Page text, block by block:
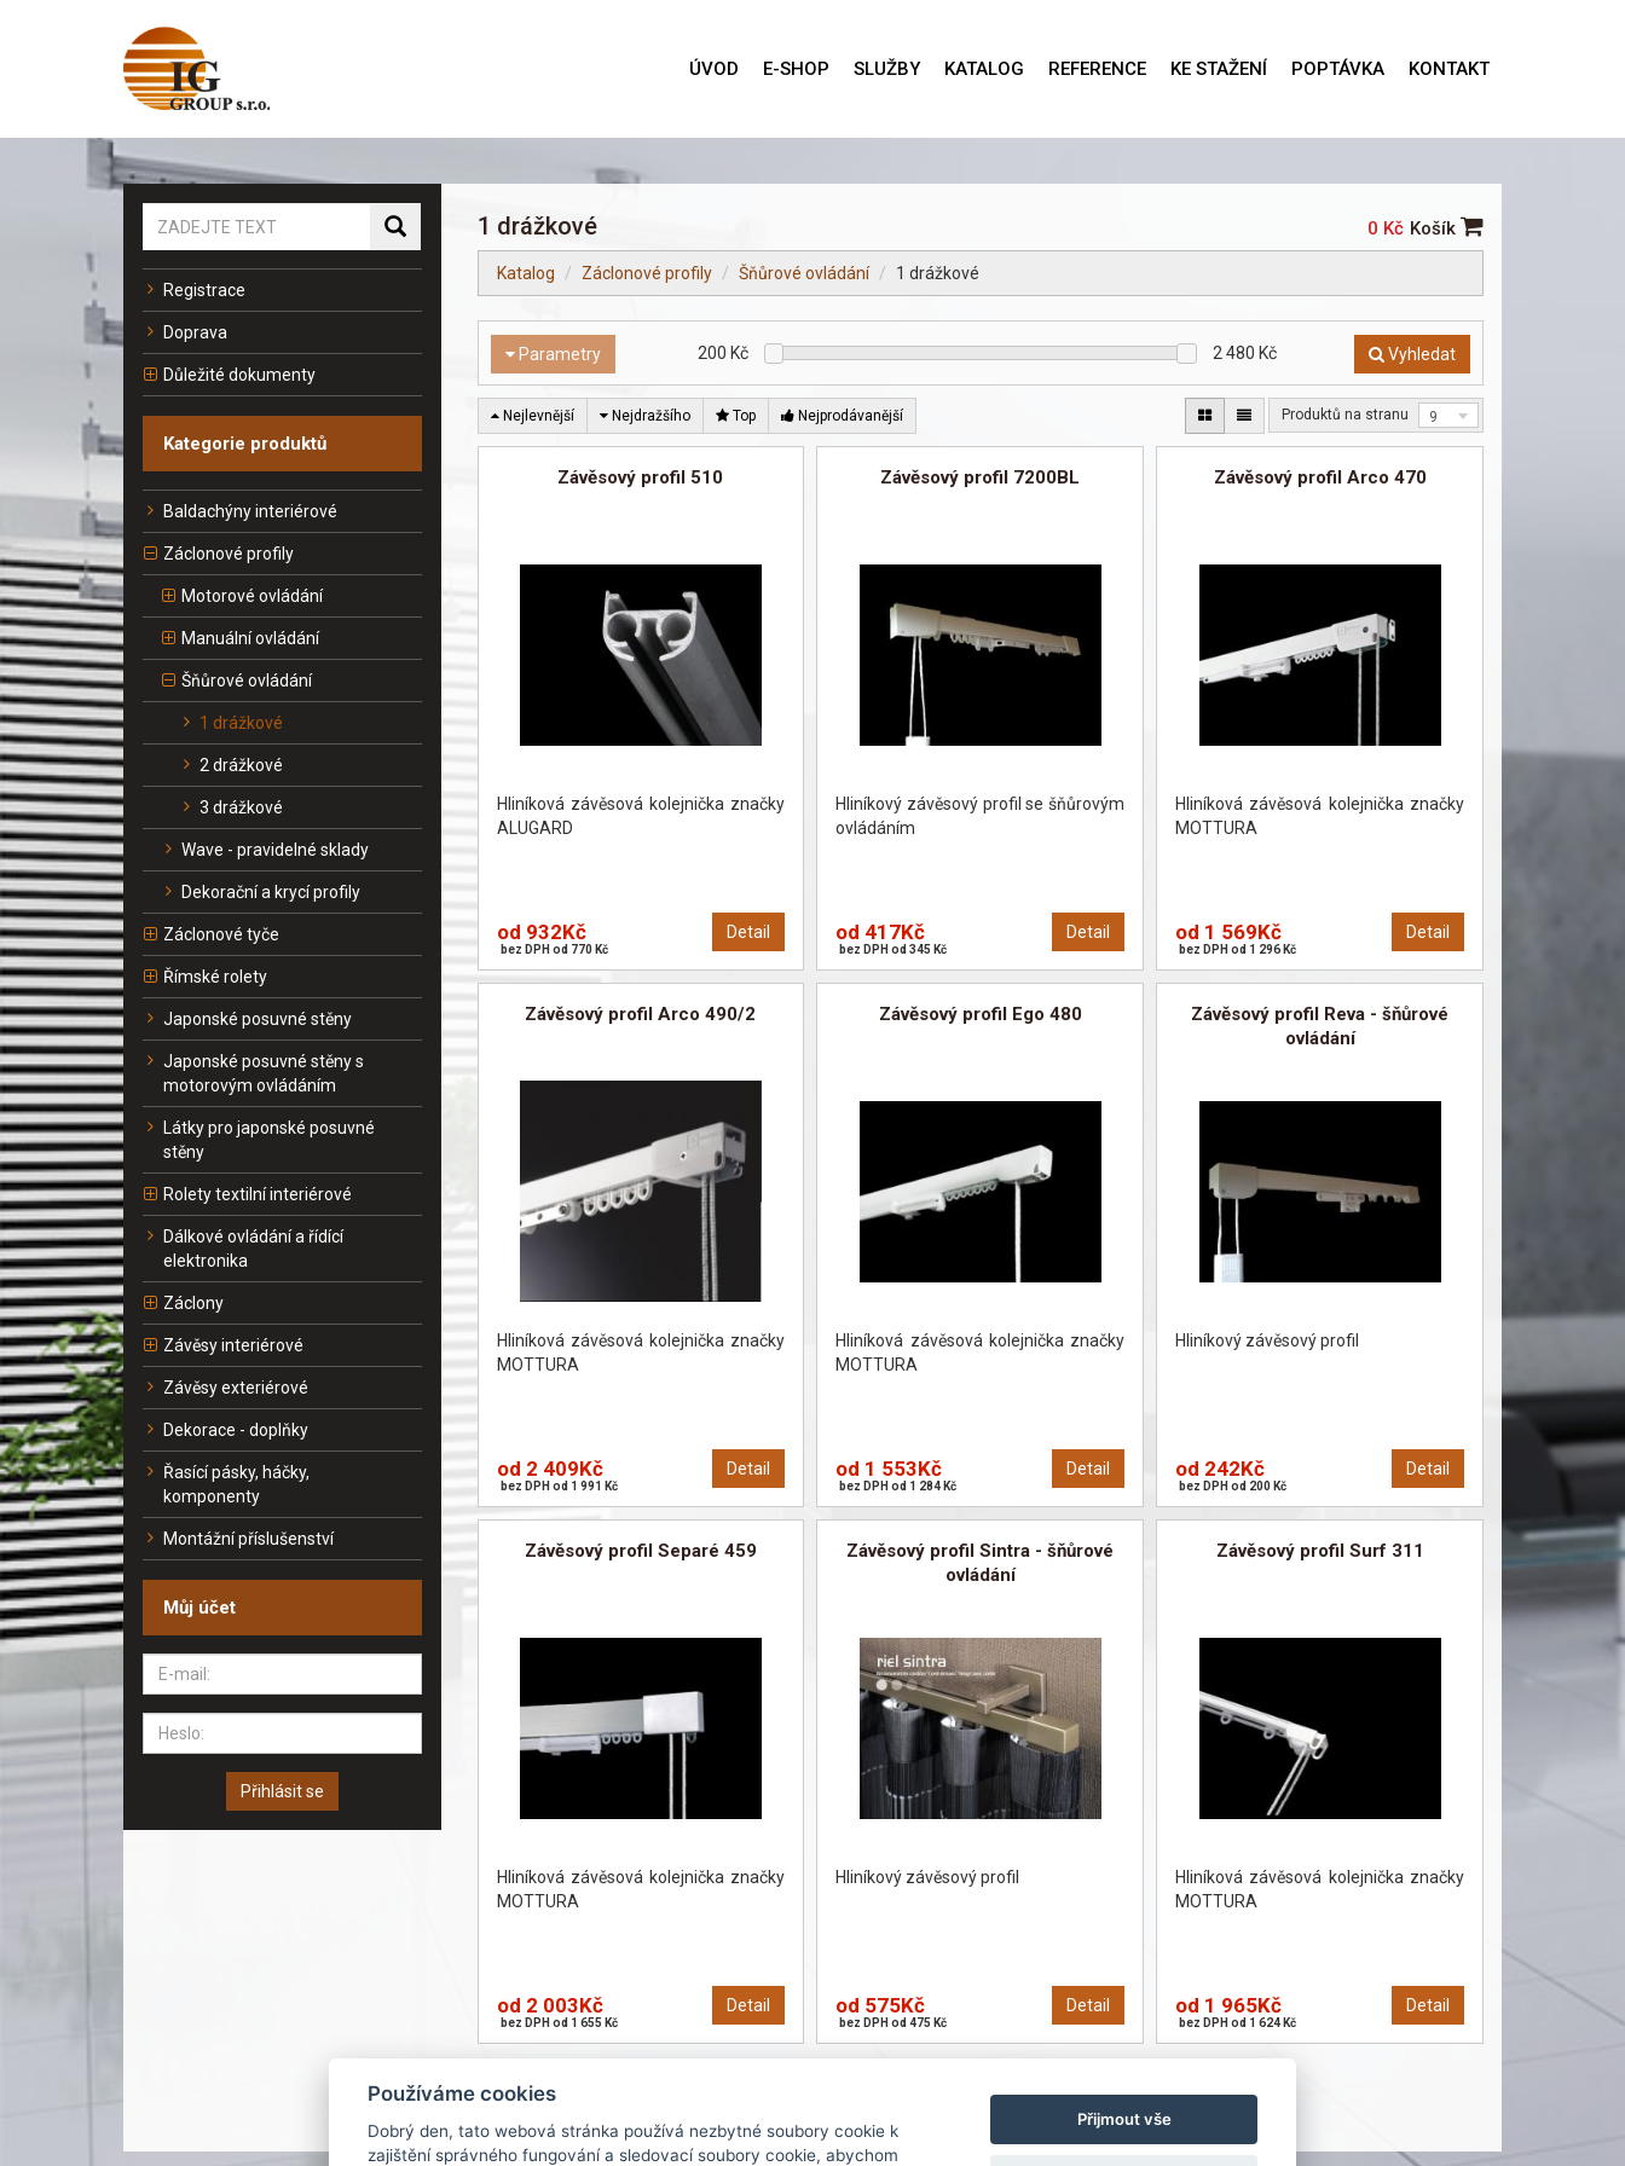
ÚVOD E-SHOP SLUŽBY KATALOG REFERENCE KE STAŽENÍ POPTÁVKA KONTAKT
Registrace
Doprava
Důležité dokumenty
Kategorie produktů
Baldachýny interiérové
Záclonové profily
Motorové ovládání
Manuální ovládání
Šňůrové ovládání
1 drážkové
2 drážkové
3 drážkové
Wave - pravidelné sklady
Dekorační a krycí profily
Záclonové tyče
Římské rolety
Japonské posuvné stěny
Japonské posuvné stěny s
motorovým ovládáním
Látky pro japonské posuvné
stěny
Rolety textilní interiérové
Dálkové ovládání a řídící
elektronika
Záclony
Závěsy interiérové
Závěsy exteriérové
Dekorace - doplňky
Řasící pásky, háčky,
komponenty
Montážní příslušenství
Můj účet
Přihlásit se
1 drážkové 0 Kč Košík
Katalog Záclonové profily Šňůrové ovládání 1 drážkové
Parametry 200 Kč 2 480 Kč Vyhledat
Nejlevnější Nejdražšího Top Nejprodávanější Produktů na stranu 9
Závěsový profil 510
Hliníková závěsová kolejnička značky
ALUGARD
Detail
od 932Kč
bez DPH od 770 Kč
Závěsový profil 7200BL
Hliníkový závěsový profil se šňůrovým
ovládáním
Detail
od 417Kč
bez DPH od 345 Kč
Závěsový profil Arco 470
Hliníková závěsová kolejnička značky
MOTTURA
Detail
od 1 569Kč
bez DPH od 1 296 Kč
Závěsový profil Arco 490/2
Hliníková závěsová kolejnička značky
MOTTURA
Detail
od 2 409Kč
bez DPH od 1 991 Kč
Závěsový profil Ego 480
Hliníková závěsová kolejnička značky
MOTTURA
Detail
od 1 553Kč
bez DPH od 1 284 Kč
Závěsový profil Reva - šňůrové
ovládání
Hliníkový závěsový profil
Detail
od 242Kč
bez DPH od 200 Kč
Závěsový profil Separé 459
Hliníková závěsová kolejnička značky
MOTTURA
Detail
od 2 003Kč
bez DPH od 1 655 Kč
Závěsový profil Sintra - šňůrové
ovládání
Hliníkový závěsový profil
Detail
od 575Kč
bez DPH od 475 Kč
Závěsový profil Surf 311
Hliníková závěsová kolejnička značky
MOTTURA
Detail
od 1 965Kč
bez DPH od 1 624 Kč
Používáme cookies
Dobrý den, tato webová stránka používá nezbytné soubory cookie k
zajištění správného fungování a sledovací soubory cookie, abychom
Přijmout vše